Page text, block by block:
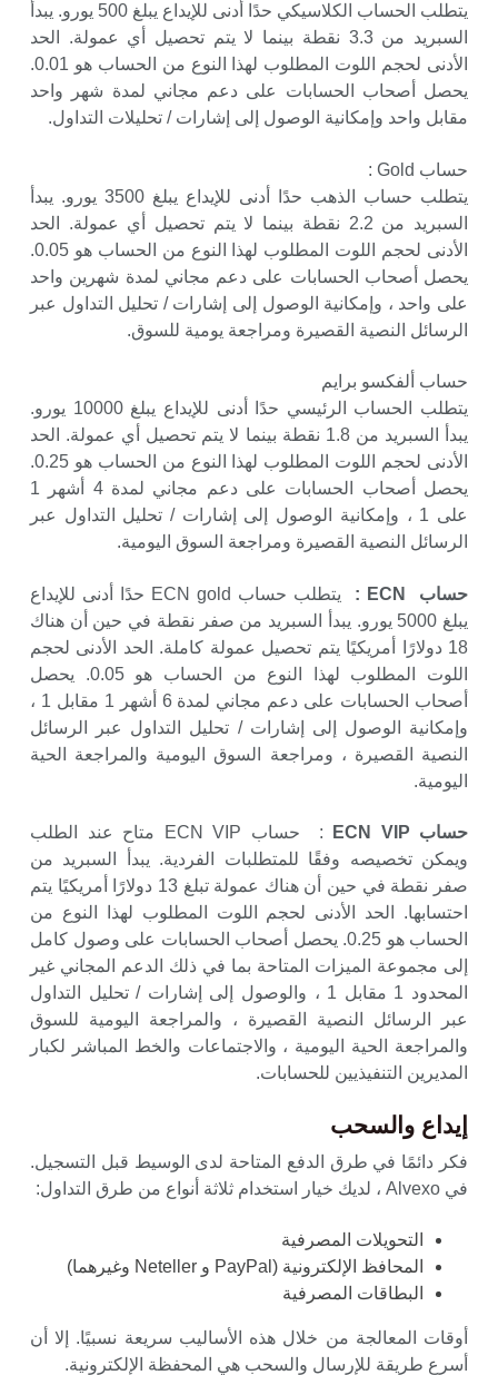
يتطلب الحساب الكلاسيكي حدًا أدنى للإيداع يبلغ 500 يورو. يبدأ
السبريد من 3.3 نقطة بينما لا يتم تحصيل أي عمولة. الحد
الأدنى لحجم اللوت المطلوب لهذا النوع من الحساب هو 0.01.
يحصل أصحاب الحسابات على دعم مجاني لمدة شهر واحد
مقابل واحد وإمكانية الوصول إلى إشارات / تحليلات التداول.
حساب Gold :
يتطلب حساب الذهب حدًا أدنى للإيداع يبلغ 3500 يورو. يبدأ
السبريد من 2.2 نقطة بينما لا يتم تحصيل أي عمولة. الحد
الأدنى لحجم اللوت المطلوب لهذا النوع من الحساب هو 0.05.
يحصل أصحاب الحسابات على دعم مجاني لمدة شهرين واحد
على واحد ، وإمكانية الوصول إلى إشارات / تحليل التداول عبر
الرسائل النصية القصيرة ومراجعة يومية للسوق.
حساب ألفكسو برايم
يتطلب الحساب الرئيسي حدًا أدنى للإيداع يبلغ 10000 يورو.
يبدأ السبريد من 1.8 نقطة بينما لا يتم تحصيل أي عمولة. الحد
الأدنى لحجم اللوت المطلوب لهذا النوع من الحساب هو 0.25.
يحصل أصحاب الحسابات على دعم مجاني لمدة 4 أشهر 1
على 1 ، وإمكانية الوصول إلى إشارات / تحليل التداول عبر
الرسائل النصية القصيرة ومراجعة السوق اليومية.
حساب ECN :
يتطلب حساب ECN gold حدًا أدنى للإيداع
يبلغ 5000 يورو. يبدأ السبريد من صفر نقطة في حين أن هناك
18 دولارًا أمريكيًا يتم تحصيل عمولة كاملة. الحد الأدنى لحجم
اللوت المطلوب لهذا النوع من الحساب هو 0.05. يحصل
أصحاب الحسابات على دعم مجاني لمدة 6 أشهر 1 مقابل 1 ،
وإمكانية الوصول إلى إشارات / تحليل التداول عبر الرسائل
النصية القصيرة ، ومراجعة السوق اليومية والمراجعة الحية
اليومية.
حساب ECN VIP
: حساب ECN VIP متاح عند الطلب
ويمكن تخصيصه وفقًا للمتطلبات الفردية. يبدأ السبريد من
صفر نقطة في حين أن هناك عمولة تبلغ 13 دولارًا أمريكيًا يتم
احتسابها. الحد الأدنى لحجم اللوت المطلوب لهذا النوع من
الحساب هو 0.25. يحصل أصحاب الحسابات على وصول كامل
إلى مجموعة الميزات المتاحة بما في ذلك الدعم المجاني غير
المحدود 1 مقابل 1 ، والوصول إلى إشارات / تحليل التداول
عبر الرسائل النصية القصيرة ، والمراجعة اليومية للسوق
والمراجعة الحية اليومية ، والاجتماعات والخط المباشر لكبار
المديرين التنفيذيين للحسابات.
إيداع والسحب
فكر دائمًا في طرق الدفع المتاحة لدى الوسيط قبل التسجيل.
في Alvexo ، لديك خيار استخدام ثلاثة أنواع من طرق التداول:
التحويلات المصرفية
المحافظ الإلكترونية (PayPal و Neteller وغيرهما)
البطاقات المصرفية
أوقات المعالجة من خلال هذه الأساليب سريعة نسبيًا. إلا أن
أسرع طريقة للإرسال والسحب هي المحفظة الإلكترونية.